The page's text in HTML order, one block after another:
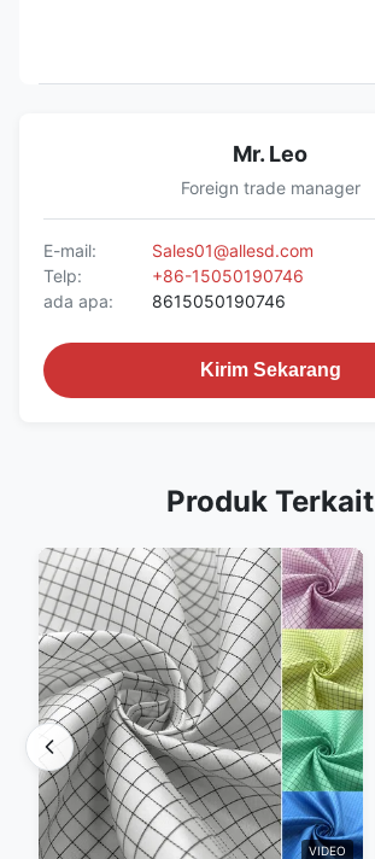
Mr. Leo
Foreign trade manager
E-mail:
Sales01@allesd.com
Telp:
+86-15050190746
ada apa:
8615050190746
Kirim Sekarang
Produk Terkait
VIDEO